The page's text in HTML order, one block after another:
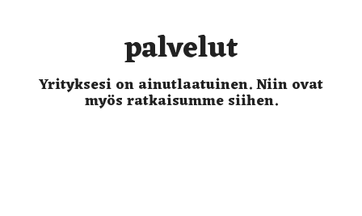
palvelut
Yrityksesi on ainutlaatuinen.Niin ovat
myösratkaisumme siihen.